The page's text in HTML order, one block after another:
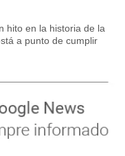
hito en la historia de la
a punto de cumplir